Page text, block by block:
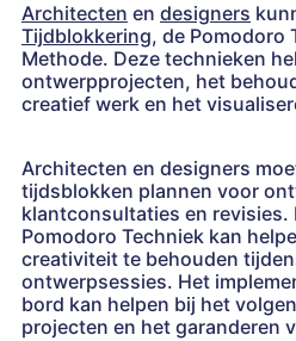
Architecten en designers
Tijdblokkering, de Pomodoro
Methode. Deze technieken
ontwerpprojecten, het
creatief werk en het
Architecten en designers
tijdsblokken plannen voor
klantconsultaties en revisies.
Pomodoro Techniek kan
creativiteit te behouden
ontwerpsessies. Het
bord kan helpen bij het
projecten en het garanderen